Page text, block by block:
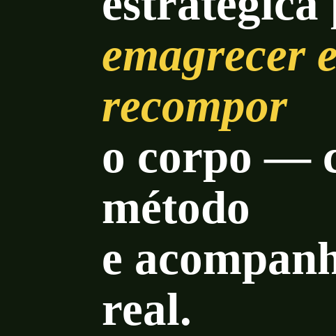
emagrecer
recompor
o corpo —
método
e
real.